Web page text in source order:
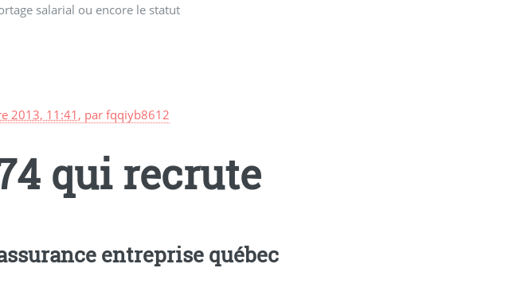
2013, 11:41, par fqqiyb8612
qui recrute
entreprise québec